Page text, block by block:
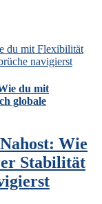
du mit Flexibilität
navigierst
du mit
globale
Wie
Stabilität